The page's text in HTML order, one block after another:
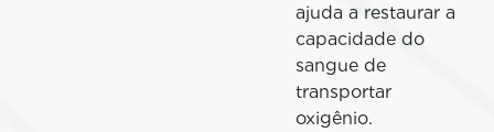
ajuda a restaurar a
capacidade do
sangue de
transportar
oxigênio.